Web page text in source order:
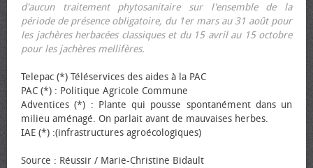
d'aucun traitement phytosanitaire sur l'ensemble de la
période de présence obligatoire, du 1er mars au 31 août pour
les jachères herbacées classiques et du 15 avril au 15 octobre
pour les jachères mellifères.
Telepac (*) Téléservices des aides à la PAC
PAC (*) : Politique Agricole Commune
Adventices (*) : Plante qui pousse spontanément dans un
milieu aménagé. On parlait avant de mauvaises herbes.
IAE (*) :(infrastructures agroécologiques)
Source : Réussir / Marie-Christine Bidault